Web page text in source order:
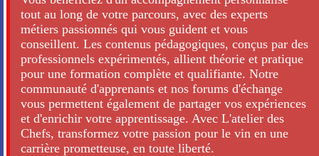
tout au long de votre parcours, avec des experts
métiers passionnés qui vous guident et vous
conseillent. Les contenus pédagogiques, conçus par des
professionnels expérimentés, allient théorie et pratique
pour une formation complète et qualifiante. Notre
communauté d'apprenants et nos forums d'échange
vous permettent également de partager vos expériences
et d'enrichir votre apprentissage. Avec L'atelier des
Chefs, transformez votre passion pour le vin en une
carrière prometteuse, en toute liberté.